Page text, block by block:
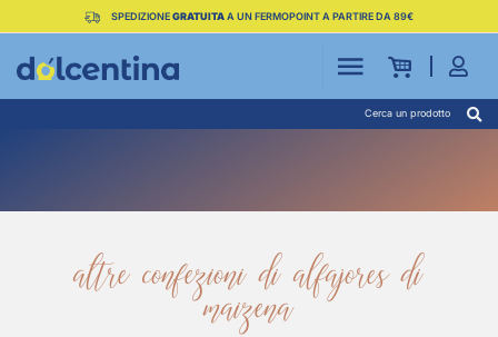
SPEDIZIONEGRATUITAA UN FERMOPOINT A PARTIRE DA 89€
Cerca un prodotto
altre confezioni di alfajores di
maizena